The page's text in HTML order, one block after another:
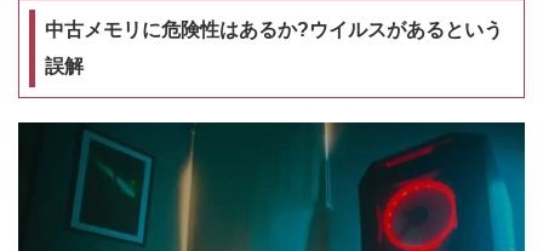
中古メモリに危険性はあるか?ウイルスがあるという
誤解